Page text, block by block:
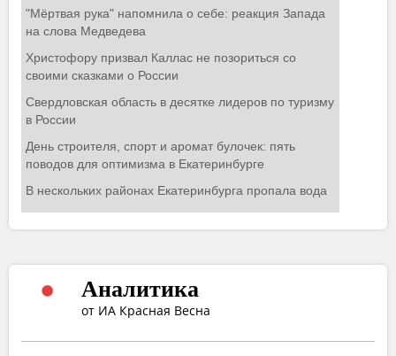
Аналитика
от ИА Красная Весна